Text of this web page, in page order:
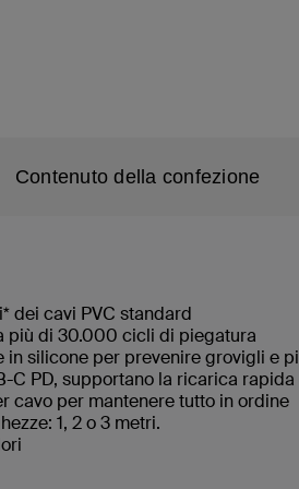
Contenuto della confezione
dei cavi PVC standard
più di 30.000 cicli di piegatura
in silicone per prevenire grovigli e
C PD, supportano la ricarica
cavo per mantenere tutto in ordine
1, 2 o 3 metri.